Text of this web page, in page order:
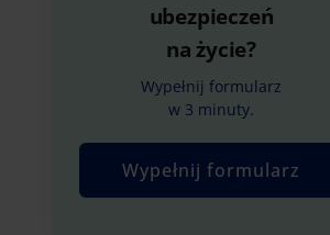
ubezpieczeń
na życie?
Wypełnij formularz
w 3 minuty.
Wypełnij formularz